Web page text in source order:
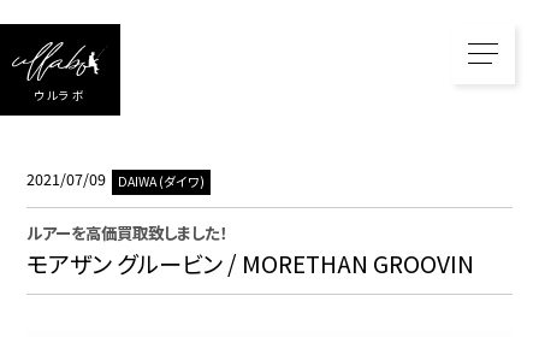
ウルラボ
2021/07/09 DAIWA (ダイワ)
ルアーを高価買取致しました！
モアザン グルービン / MORETHAN GROOVIN